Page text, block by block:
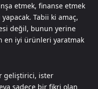
etmek, finanse etmek
Tabii ki amaç,
değil, bunun yerine
en iyi ürünleri yaratmak
geliştirici, ister
sadece bir fikri olan